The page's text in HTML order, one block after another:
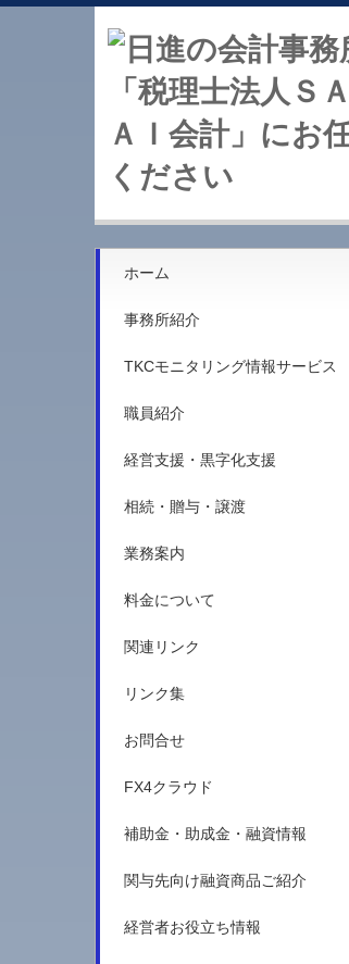
ホーム
事務所紹介
TKCモニタリング情報サービス
職員紹介
経営支援・黒字化支援
相続・贈与・譲渡
業務案内
料金について
関連リンク
リンク集
お問合せ
FX4クラウド
補助金・助成金・融資情報
関与先向け融資商品ご紹介
経営者お役立ち情報